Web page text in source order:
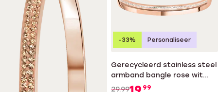
Gerecycleerd stainless steel
armband bangle rose wit
kristal
29.99 99
-33% Personaliseer